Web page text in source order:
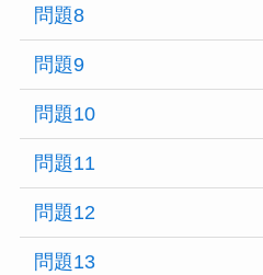
問題8
問題9
問題10
問題11
問題12
問題13